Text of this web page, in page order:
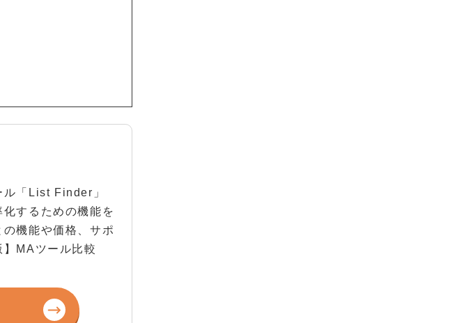
ル「List Finder」
するための機能を
機能や価格、サポ
MAツール比較